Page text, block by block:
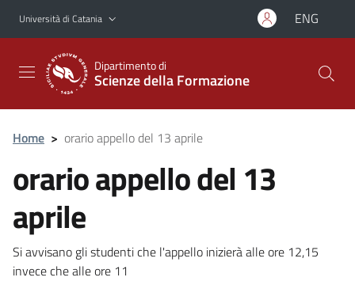
Vai al contenuto principale
Vai al menu di navigazione
Università di Catania ENG
Dipartimento di
Scienze della Formazione
Home > orario appello del 13 aprile
orario appello del 13
aprile
Si avvisano gli studenti che l'appello inizierà alle ore 12,15
invece che alle ore 11